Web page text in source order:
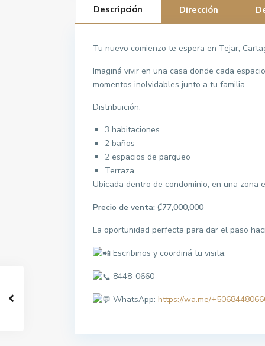
Descripción Dirección
Tu nuevo comienzo te espera en Tejar,
Imaginá vivir en una casa donde cada
momentos inolvidables junto a tu familia.
Distribuición:
3 habitaciones
2 baños
2 espacios de parqueo
Terraza
Ubicada dentro de condominio, en una
Precio de venta: ₡77,000,000
La oportunidad perfecta para dar el paso
Escribinos y coordiná tu visita:
8448-0660
WhatsApp: https://wa.me/